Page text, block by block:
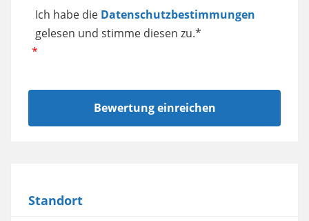
Ich habe die Datenschutzbestimmungen
gelesen und stimme diesen zu.*
Standort